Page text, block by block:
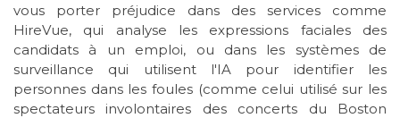
vous porter préjudice dans des services comme
HireVue, qui analyse les expressions faciales des
candidats à un emploi, ou dans les systèmes de
surveillance qui utilisent l'IA pour identifier les
personnes dans les foules (comme celui utilisé sur les
spectateurs involontaires des concerts du Boston